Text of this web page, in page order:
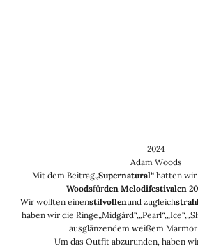
2024
Adam Woods
Mit dem Beitrag„Supernatural“hatten wir
Woodsfürden Melodifestivalen
Wir wollten einenstilvollenund zugleich
haben wir die Ringe„Midgård“,„Pearl“,„Ice“,
ausglänzendem weißem
Um das Outfit abzurunden, haben